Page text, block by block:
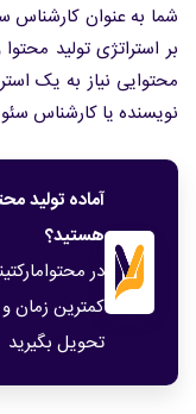
شما به عنوان کارشناس
بر استراتژی تولید
محتوایی نیاز به یک
نویسنده یا کارشناس
آماده تولید
هستید؟
در
کمترین زمان و
تحویل بگیرید